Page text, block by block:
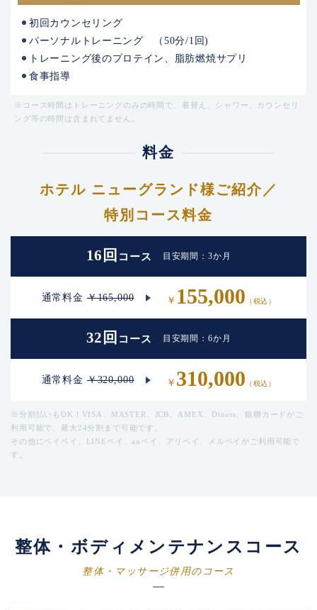
初回カウンセリング
パーソナルトレーニング （50分/1回)
トレーニング後のプロテイン、脂肪燃焼サプリ
食事指導
※コース時間はトレーニングのみの時間で、着替え、シャワー、カウンセリ
ング等の時間は含まれてません。
料金
ホテル ニューグランド様ご紹介／
特別コース料金
16回 コース 目安期間：3か月
通常料金￥165,000 ￥ 155,000 （税込）
32回 コース 目安期間：6か月
通常料金￥320,000 ￥ 310,000 （税込）
※分割払いもOK！VISA、MASTER、JCB、AMEX、Diners、銀聯カードがご
利用可能で、最大24分割まで可能です。
その他にペイペイ、LINEペイ、auペイ、アリペイ、メルペイがご利用可能で
す。
整体・ボディメンテナンスコース
整体・マッサージ併用のコース